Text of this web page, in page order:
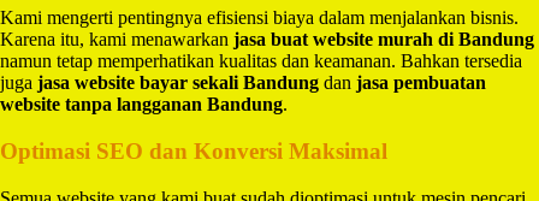
Kami mengerti pentingnya efisiensi biaya dalam menjalankan bisnis.
Karena itu, kami menawarkan jasa buat website murah di Bandung
namun tetap memperhatikan kualitas dan keamanan. Bahkan tersedia
juga jasa website bayar sekali Bandung dan jasa pembuatan
website tanpa langganan Bandung.
Optimasi SEO dan Konversi Maksimal